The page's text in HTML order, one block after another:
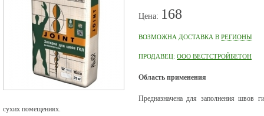
Цена: 168
ВОЗМОЖНА ДОСТАВКА В РЕГИОНЫ
ПРОДАВЕЦ: ООО ВЕСТСТРОЙБЕТОН
Область применения
Предназначена для заполнения швов
сухих помещениях.